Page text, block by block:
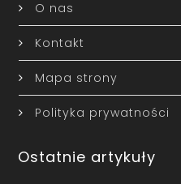
O nas
Kontakt
Mapa strony
Polityka prywatności
Ostatnie artykuły